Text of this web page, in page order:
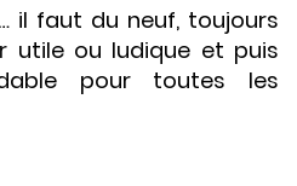
il faut du neuf, toujours
utile ou ludique et puis
pour toutes les